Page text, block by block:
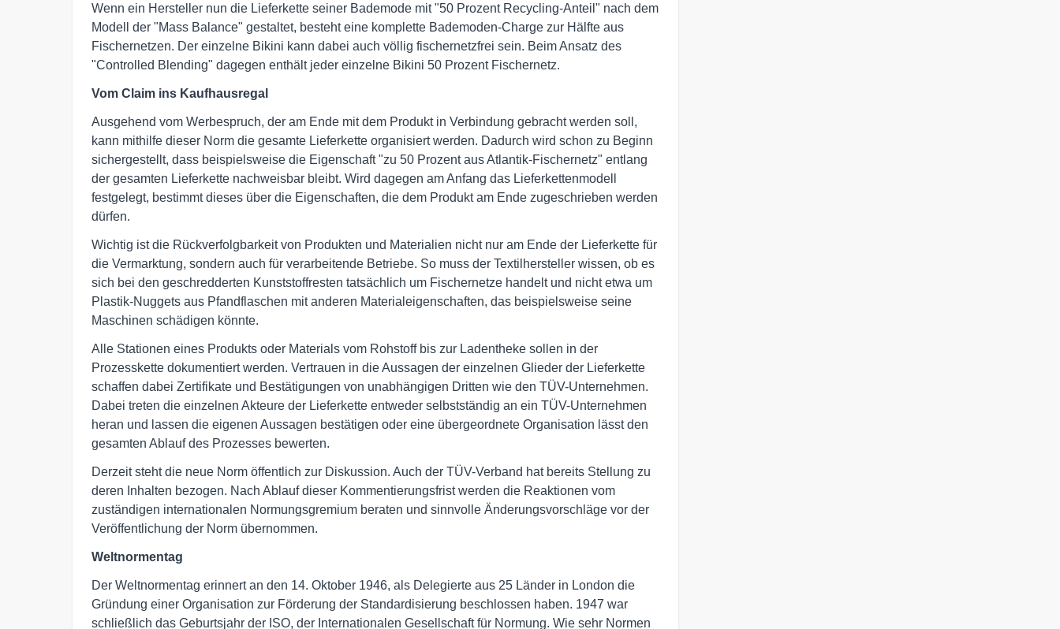
Wenn ein Hersteller nun die Lieferkette seiner Bademode mit "50 Prozent Recycling-Anteil" nach dem
Modell der "Mass Balance" gestaltet, besteht eine komplette Bademoden-Charge zur Hälfte aus
Fischernetzen. Der einzelne Bikini kann dabei auch völlig fischernetzfrei sein. Beim Ansatz des
"Controlled Blending" dagegen enthält jeder einzelne Bikini 50 Prozent Fischernetz.
Vom Claim ins Kaufhausregal
Ausgehend vom Werbespruch, der am Ende mit dem Produkt in Verbindung gebracht werden soll,
kann mithilfe dieser Norm die gesamte Lieferkette organisiert werden. Dadurch wird schon zu Beginn
sichergestellt, dass beispielsweise die Eigenschaft "zu 50 Prozent aus Atlantik-Fischernetz" entlang
der gesamten Lieferkette nachweisbar bleibt. Wird dagegen am Anfang das Lieferkettenmodell
festgelegt, bestimmt dieses über die Eigenschaften, die dem Produkt am Ende zugeschrieben werden
dürfen.
Wichtig ist die Rückverfolgbarkeit von Produkten und Materialien nicht nur am Ende der Lieferkette für
die Vermarktung, sondern auch für verarbeitende Betriebe. So muss der Textilhersteller wissen, ob es
sich bei den geschredderten Kunststoffresten tatsächlich um Fischernetze handelt und nicht etwa um
Plastik-Nuggets aus Pfandflaschen mit anderen Materialeigenschaften, das beispielsweise seine
Maschinen schädigen könnte.
Alle Stationen eines Produkts oder Materials vom Rohstoff bis zur Ladentheke sollen in der
Prozesskette dokumentiert werden. Vertrauen in die Aussagen der einzelnen Glieder der Lieferkette
schaffen dabei Zertifikate und Bestätigungen von unabhängigen Dritten wie den TÜV-Unternehmen.
Dabei treten die einzelnen Akteure der Lieferkette entweder selbstständig an ein TÜV-Unternehmen
heran und lassen die eigenen Aussagen bestätigen oder eine übergeordnete Organisation lässt den
gesamten Ablauf des Prozesses bewerten.
Derzeit steht die neue Norm öffentlich zur Diskussion. Auch der TÜV-Verband hat bereits Stellung zu
deren Inhalten bezogen. Nach Ablauf dieser Kommentierungsfrist werden die Reaktionen vom
zuständigen internationalen Normungsgremium beraten und sinnvolle Änderungsvorschläge vor der
Veröffentlichung der Norm übernommen.
Weltnormentag
Der Weltnormentag erinnert an den 14. Oktober 1946, als Delegierte aus 25 Länder in London die
Gründung einer Organisation zur Förderung der Standardisierung beschlossen haben. 1947 war
schließlich das Geburtsjahr der ISO, der Internationalen Gesellschaft für Normung. Wie sehr Normen